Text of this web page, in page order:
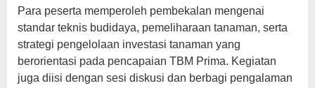
Para peserta memperoleh pembekalan mengenai
standar teknis budidaya, pemeliharaan tanaman, serta
strategi pengelolaan investasi tanaman yang
berorientasi pada pencapaian TBM Prima. Kegiatan
juga diisi dengan sesi diskusi dan berbagi pengalaman